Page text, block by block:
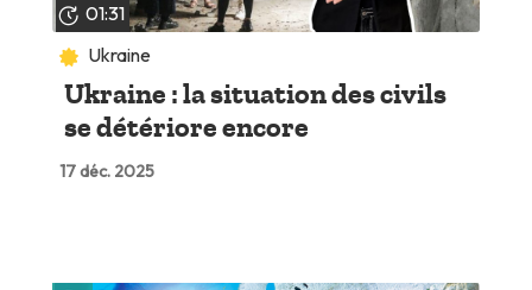
01:31
Ukraine
Ukraine : la situation des civils
se détériore encore
17 déc. 2025